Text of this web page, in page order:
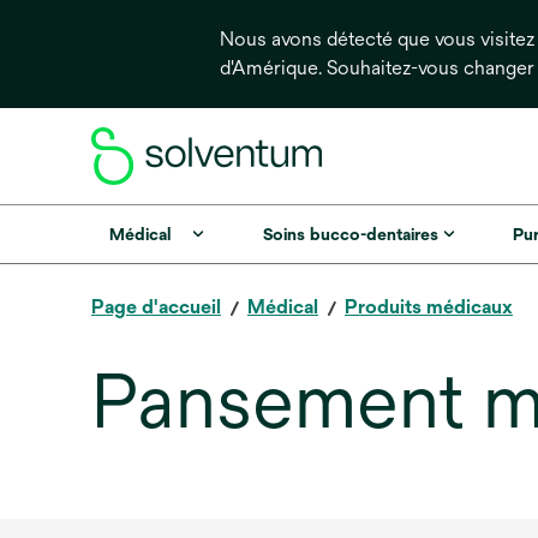
Nous avons détecté que vous
d'Amérique. Souhaitez-vous
Médical Soins bucco-dentaires
Page d'accueil Médical Produits médicaux
Pansement